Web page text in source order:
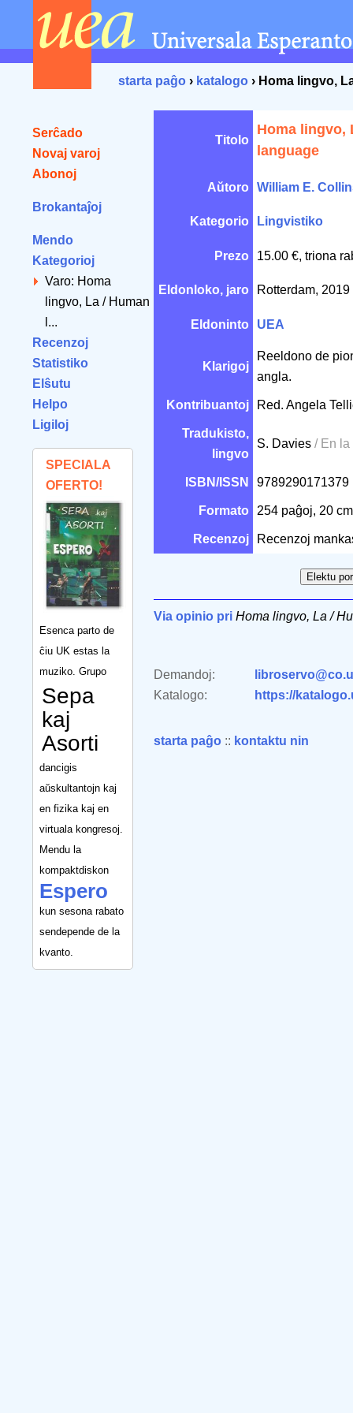
starta paĝo › katalogo › Homa lingvo,
Serĉado
Novaj varoj
Abonoj
Brokantaĵoj
Mendo
Kategorioj
Varo: Homa
lingvo, La / Human
l...
Recenzoj
Statistiko
Elŝutu
Helpo
Ligiloj
SPECIALA
OFERTO!
Esenca parto de
ĉiu UK estas la
muziko. Grupo
Sepa
kaj
Asorti
dancigis
aŭskultantojn kaj
en fizika kaj en
virtuala kongresoj.
Mendu la
kompaktdiskon
Espero
kun sesona rabato
sendepende de la
kvanto.
Titolo
Homa lingvo,
language
Aŭtoro William E.
Kategorio Lingvistiko
Prezo 15.00 €, triona
Eldonloko, jaro Rotterdam, 2019
Eldoninto UEA
Klarigoj
Reeldono de
angla.
Kontribuantoj Red. Angela
Tradukisto,
lingvo
S. Davies / En la
ISBN/ISSN 9789290171379
Formato 254 paĝoj, 20
Recenzoj Recenzoj
Via opinio pri Homa lingvo, La /
Demandoj:
Katalogo:
https://
starta paĝo :: kontaktu nin